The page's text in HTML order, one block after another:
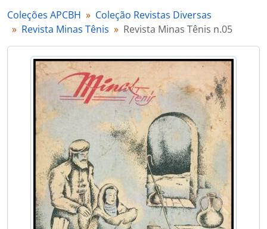
Coleções APCBH
Coleção Revistas Diversas
Revista Minas Tênis
Revista Minas Tênis n.05